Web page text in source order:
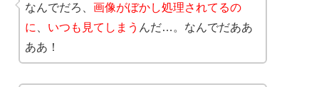
なんでだろ、 画像がぼかし処理されてるの
に
いつも見てしまう んだ…。なんでだああ
ああ！